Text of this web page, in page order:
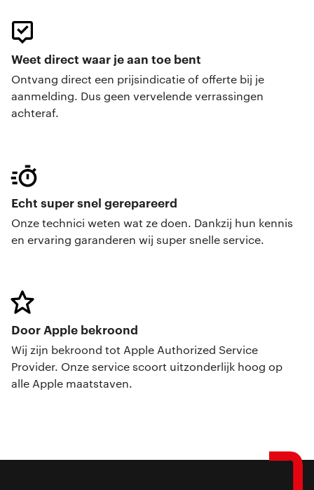
Weet direct waar je aan toe bent
Ontvang direct een prijsindicatie of offerte bij je
aanmelding. Dus geen vervelende verrassingen
achteraf.
Echt super snel gerepareerd
Onze technici weten wat ze doen. Dankzij hun kennis
en ervaring garanderen wij super snelle service.
Door Apple bekroond
Wij zijn bekroond tot Apple Authorized Service
Provider. Onze service scoort uitzonderlijk hoog op
alle Apple maatstaven.